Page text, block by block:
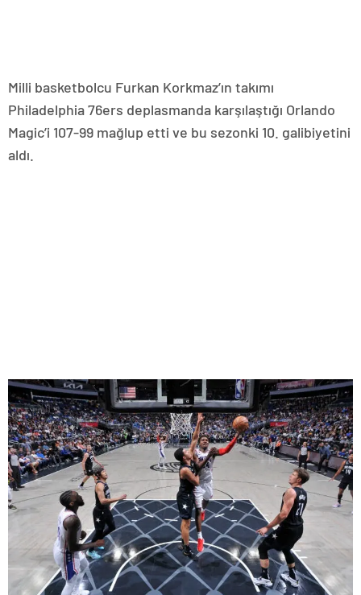
Milli basketbolcu Furkan Korkmaz’ın takımı
Philadelphia 76ers deplasmanda karşılaştığı Orlando
Magic’i 107-99 mağlup etti ve bu sezonki 10. galibiyetini
aldı.